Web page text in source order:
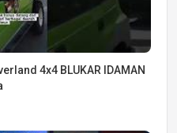
4x4 BLUKAR IDAMAN